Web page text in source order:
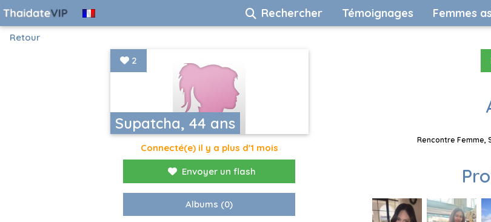
Rechercher Témoignages Femmes
Retour
Supatcha, 44 ans
2
Connecté(e) il y a plus d'1 mois
Envoyer un flash
Albums (0)
Rencontre Femme,